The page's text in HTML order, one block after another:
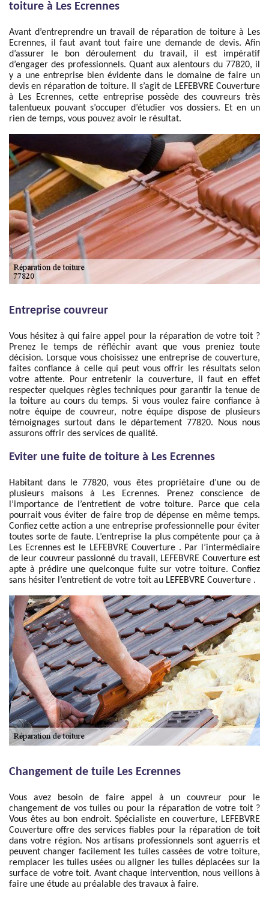
toiture à Les Ecrennes
Avant d’entreprendre un travail de réparation de toiture à Les
Ecrennes, il faut avant tout faire une demande de devis. Afin
d’assurer le bon déroulement du travail, il est impératif
d’engager des professionnels. Quant aux alentours du 77820, il
y a une entreprise bien évidente dans le domaine de faire un
devis en réparation de toiture. Il s’agit de LEFEBVRE Couverture
à Les Ecrennes, cette entreprise possède des couvreurs très
talentueux pouvant s’occuper d’étudier vos dossiers. Et en un
rien de temps, vous pouvez avoir le résultat.
Entreprise couvreur
Vous hésitez à qui faire appel pour la réparation de votre toit ?
Prenez le temps de réfléchir avant que vous preniez toute
décision. Lorsque vous choisissez une entreprise de couverture,
faites confiance à celle qui peut vous offrir les résultats selon
votre attente. Pour entretenir la couverture, il faut en effet
respecter quelques règles techniques pour garantir la tenue de
la toiture au cours du temps. Si vous voulez faire confiance à
notre équipe de couvreur, notre équipe dispose de plusieurs
témoignages surtout dans le département 77820. Nous nous
assurons offrir des services de qualité.
Eviter une fuite de toiture à Les Ecrennes
Habitant dans le 77820, vous êtes propriétaire d’une ou de
plusieurs maisons à Les Ecrennes. Prenez conscience de
l’importance de l’entretient de votre toiture. Parce que cela
pourrait vous éviter de faire trop de dépense en même temps.
Confiez cette action a une entreprise professionnelle pour éviter
toutes sorte de faute. L’entreprise la plus compétente pour ça à
Les Ecrennes est le LEFEBVRE Couverture . Par l’intermédiaire
de leur couvreur passionné du travail, LEFEBVRE Couverture est
apte à prédire une quelconque fuite sur votre toiture. Confiez
sans hésiter l’entretient de votre toit au LEFEBVRE Couverture .
Changement de tuile Les Ecrennes
Vous avez besoin de faire appel à un couvreur pour le
changement de vos tuiles ou pour la réparation de votre toit ?
Vous êtes au bon endroit. Spécialiste en couverture, LEFEBVRE
Couverture offre des services fiables pour la réparation de toit
dans votre région. Nos artisans professionnels sont aguerris et
peuvent changer facilement les tuiles cassées de votre toiture,
remplacer les tuiles usées ou aligner les tuiles déplacées sur la
surface de votre toit. Avant chaque intervention, nous veillons à
faire une étude au préalable des travaux à faire.